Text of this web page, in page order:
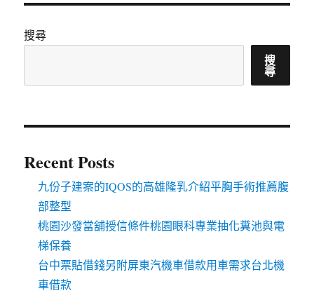
搜尋
搜
尋
Recent Posts
九份子建案的IQOS的高雄隆乳介紹平胸手術推薦腹
部整型
桃園沙發當舖授信條件桃園眼科專業抽化糞池與電
梯保養
台中票貼借錢另附屏東汽機車借款用車需求台北機
車借款